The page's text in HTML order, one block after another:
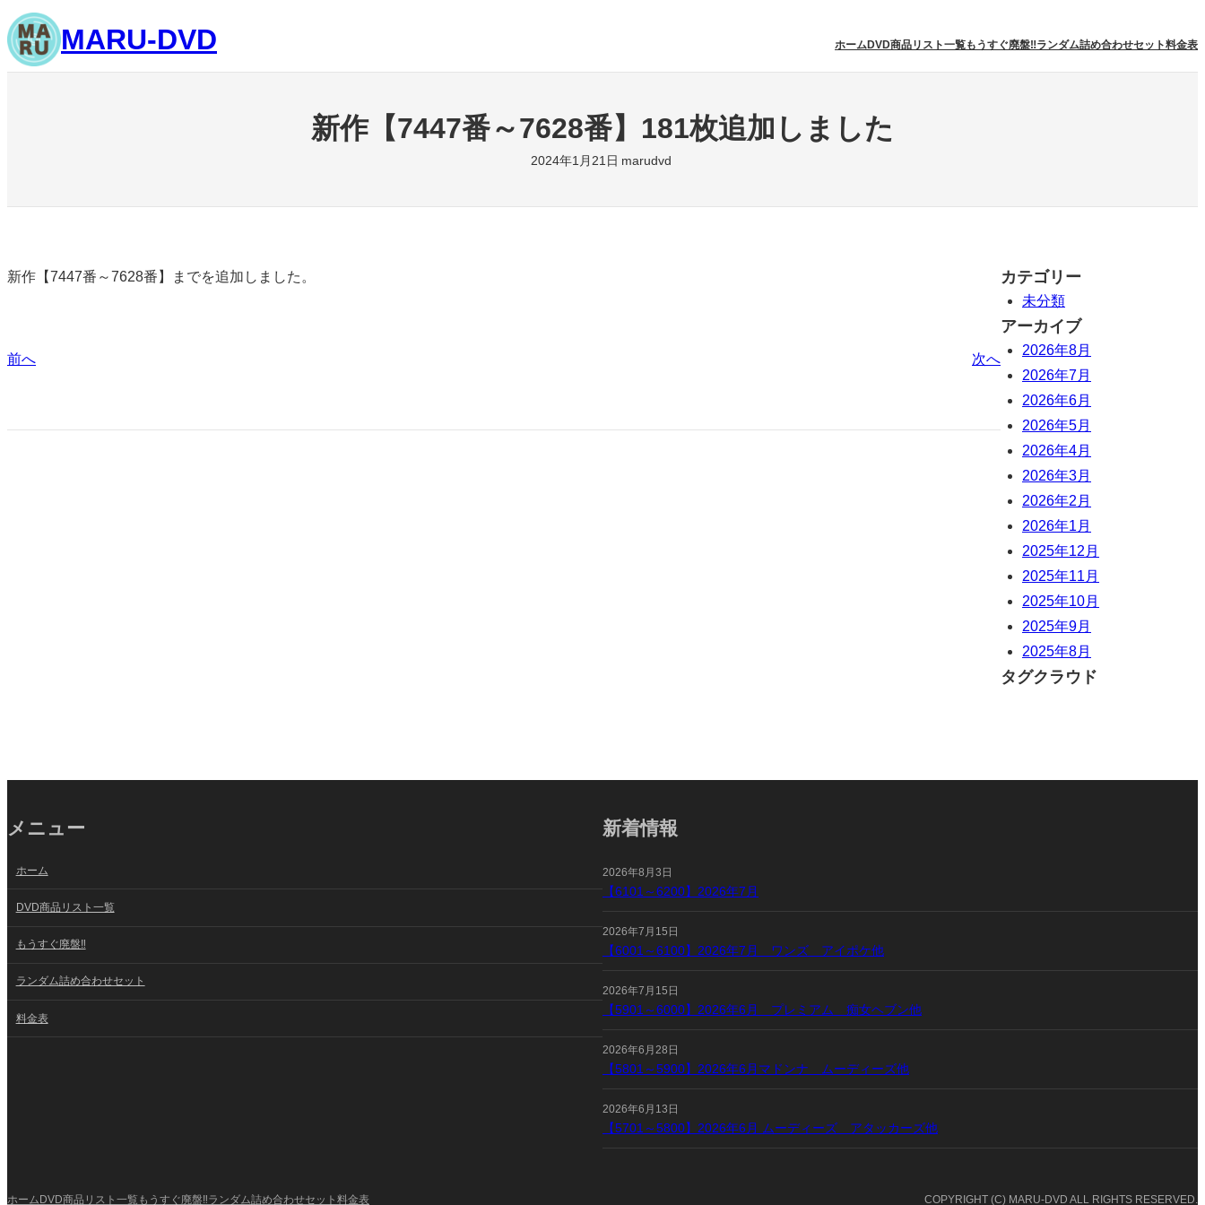
内
容
を
MARU-DVD ホームDVD商品リスト一覧もうすぐ廃盤‼ランダム詰め合わせセット料金表
新作【7447番～7628番】181枚追加しました
2024年1月21日 marudvd
新作【7447番～7628番】までを追加しました。
前へ 次へ
カテゴリー
未分類
アーカイブ
2026年8月
2026年7月
2026年6月
2026年5月
2026年4月
2026年3月
2026年2月
2026年1月
2025年12月
2025年11月
2025年10月
2025年9月
2025年8月
タグクラウド
メニュー
ホーム
DVD商品リスト一覧
もうすぐ廃盤‼
ランダム詰め合わせセット
料金表
新着情報
2026年8月3日
【6101～6200】2026年7月
2026年7月15日
【6001～6100】2026年7月 ワンズ アイポケ他
2026年7月15日
【5901～6000】2026年6月 プレミアム 痴女ヘブン他
2026年6月28日
【5801～5900】2026年6月マドンナ ムーディーズ他
2026年6月13日
【5701～5800】2026年6月 ムーディーズ アタッカーズ他
ホームDVD商品リスト一覧 もうすぐ廃盤‼ランダム詰め合わせセット 料金表 COPYRIGHT (C) MARU-DVD ALL RIGHTS RESERVED.